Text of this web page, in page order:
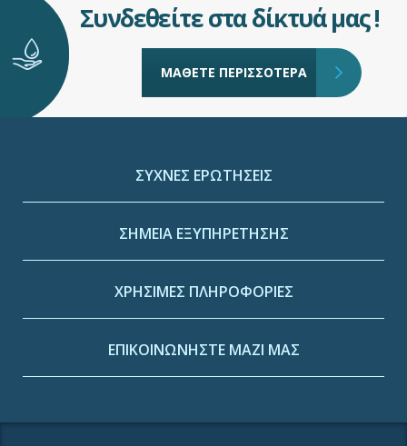
Συνδεθείτε στα δίκτυά μας !
ΜΑΘΕΤΕ ΠΕΡΙΣΣΟΤΕΡΑ
ΣΥΧΝΕΣ ΕΡΩΤΗΣΕΙΣ
ΣΗΜΕΙΑ ΕΞΥΠΗΡΕΤΗΣΗΣ
ΧΡΗΣΙΜΕΣ ΠΛΗΡΟΦΟΡΙΕΣ
ΕΠΙΚΟΙΝΩΝΗΣΤΕ ΜΑΖΙ ΜΑΣ